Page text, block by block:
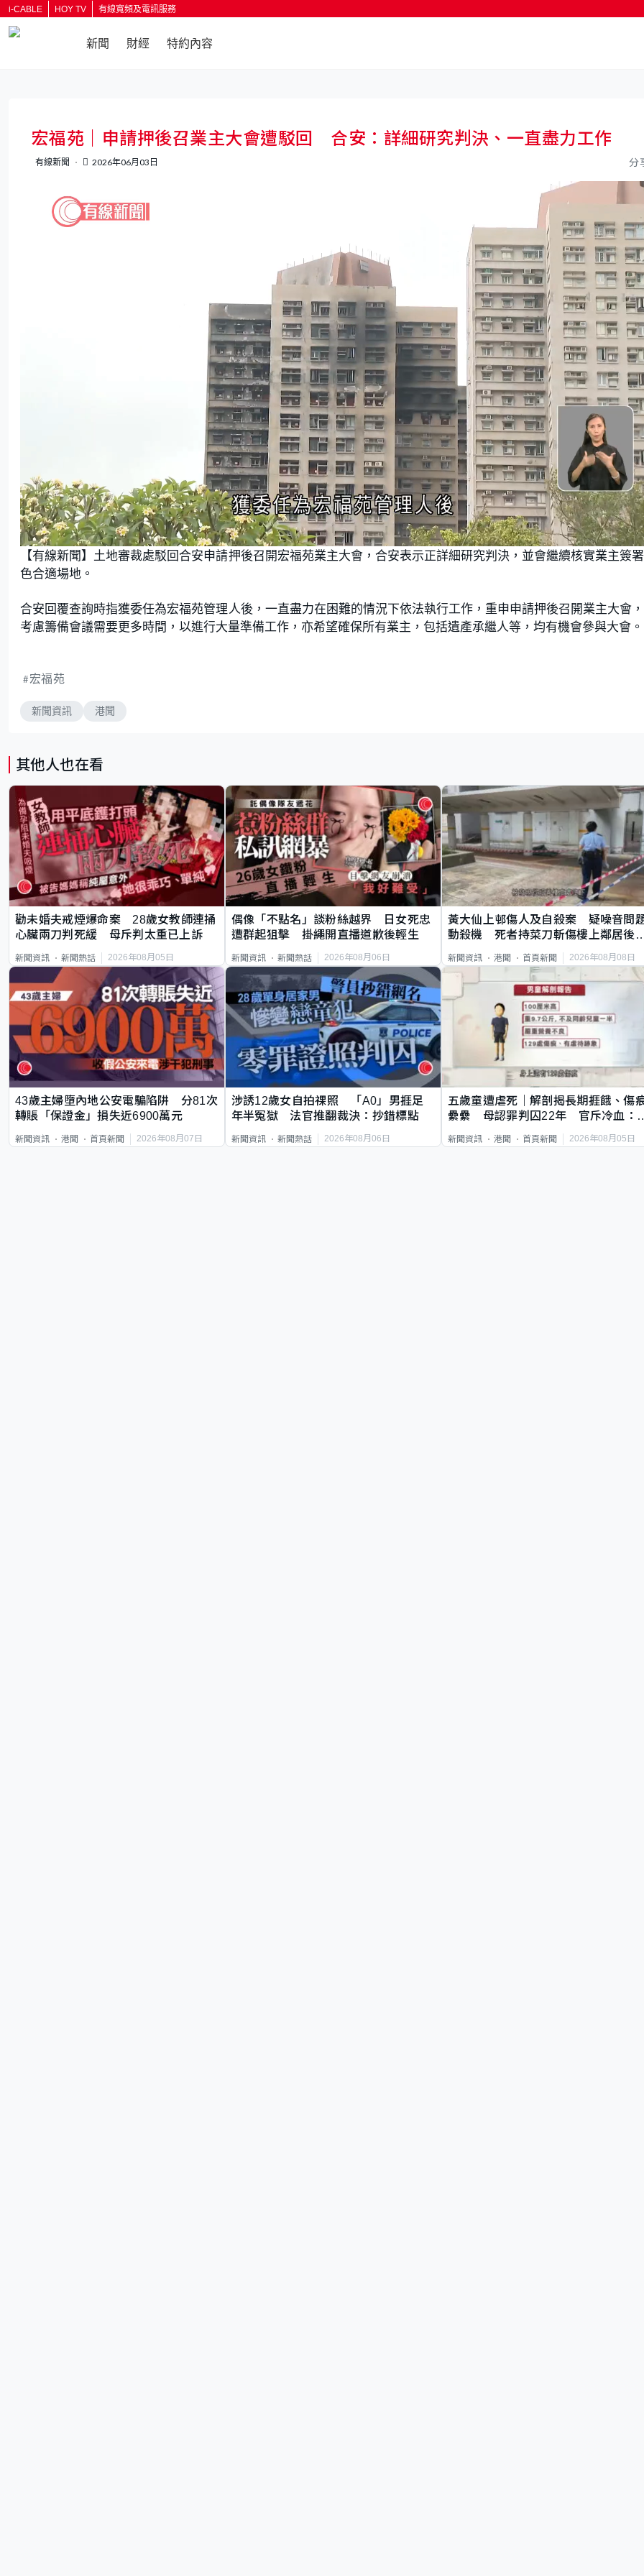
i-CABLE HOY TV 有線寬頻及電訊服務
新聞 財經 特約內容
宏福苑｜申請押後召業主大會遭駁回 合安：詳細研究判決、一直盡力工作
有線新聞 2026年06月03日 分
U
n
m
u
t
e
a
d
0
.
0
0
%
【有線新聞】土地審裁處駁回合安申請押後召開宏福苑業主大會，合安表示正詳細研究判決，並會繼續核實業主簽
色合適場地。
合安回覆查詢時指獲委任為宏福苑管理人後，一直盡力在困難的情況下依法執行工作，重申申請押後召開業主大會
考慮籌備會議需要更多時間，以進行大量準備工作，亦希望確保所有業主，包括遺產承繼人等，均有機會參與大會。
宏福苑
新聞資訊 港聞
其他人也在看
勸未婚夫戒煙爆命案 28歲女教師連捅
心臟兩刀判死緩 母斥判太重已上訴
新聞資訊 新聞熱話 2026年08月05日
偶像「不點名」談粉絲越界 日女死忠
遭群起狙擊 掛繩開直播道歉後輕生
新聞資訊 新聞熱話 2026年08月06日
黃大仙上邨傷人及自殺案 疑噪音問
動殺機 死者持菜刀斬傷樓上鄰居後
新聞資訊 港聞 首頁新聞 2026年08月08日
43歲主婦墮內地公安電騙陷阱 分81次
轉賬「保證金」損失近6900萬元
新聞資訊 港聞 首頁新聞 2026年08月07日
涉誘12歲女自拍祼照 「A0」男捱足
年半冤獄 法官推翻裁決：抄錯標點
新聞資訊 新聞熱話 2026年08月06日
五歲童遭虐死｜解剖揭長期捱餓、傷
纍纍 母認罪判囚22年 官斥冷血：
新聞資訊 港聞 首頁新聞 2026年08月05日